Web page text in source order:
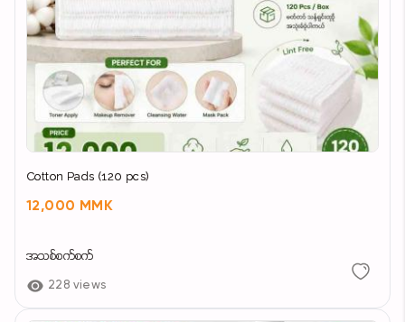
Cotton Pads (120 pcs)
12,000 MMK
အသစ်စက်စက်
228 views